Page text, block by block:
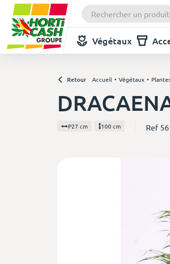
Végétaux
Retour Accueil Végétaux
P27 cm 100 cm Ref